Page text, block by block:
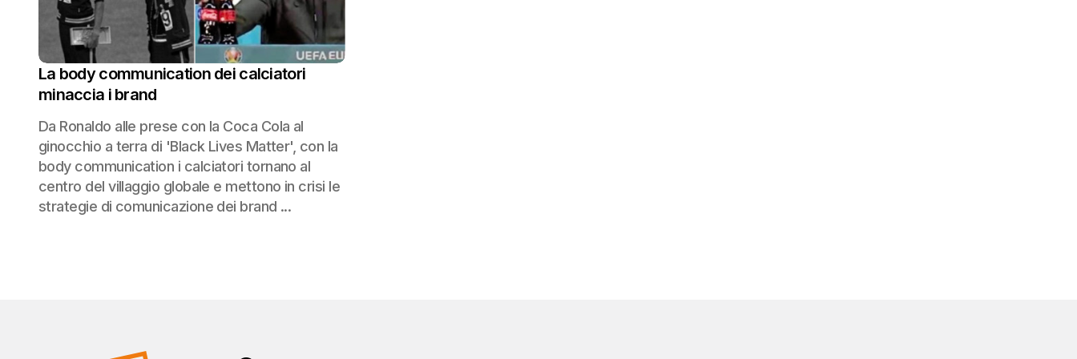
La body communication dei calciatori
minaccia i brand
Da Ronaldo alle prese con la Coca Cola al
ginocchio a terra di 'Black Lives Matter', con la
body communication i calciatori tornano al
centro del villaggio globale e mettono in crisi le
strategie di comunicazione dei brand ...